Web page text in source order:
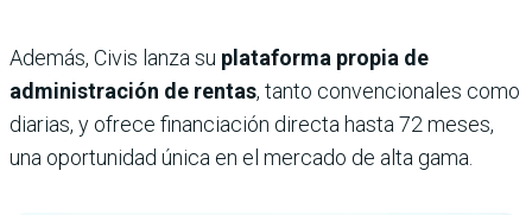
Además, Civis lanza su plataforma propia de
administración de rentas, tanto convencionales como
diarias, y ofrece financiación directa hasta 72 meses,
una oportunidad única en el mercado de alta gama.